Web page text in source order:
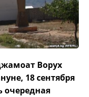
Ворух
18 сентября
очередная